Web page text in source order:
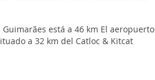
está a 46 km El aeropuerto
a 32 km del Catloc & Kitcat